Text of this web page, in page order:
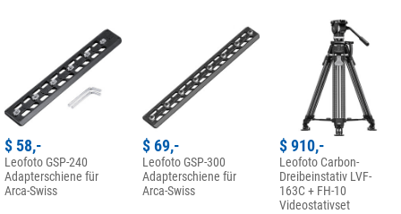
$ 58,-
Leofoto GSP-240
Adapterschiene für
Arca-Swiss
$ 69,-
Leofoto GSP-300
Adapterschiene für
Arca-Swiss
$ 910,-
Leofoto Carbon-
Dreibeinstativ LVF-
163C + FH-10
Videostativset